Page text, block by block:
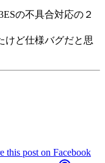
の不具合対応の２
けど仕様バグだと思
this post on Facebook